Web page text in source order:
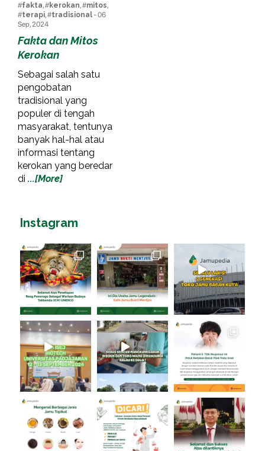
#fakta, #kerokan, #mitos,
#terapi, #tradisional- 06
Sep, 2024
Fakta dan Mitos
Kerokan
Sebagai salah satu
pengobatan
tradisional yang
populer di tengah
masyarakat, tentunya
banyak hal-hal atau
informasi tentang
kerokan yang beredar
di ...[More]
Instagram